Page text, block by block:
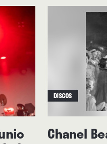
DISCOS
Chanel